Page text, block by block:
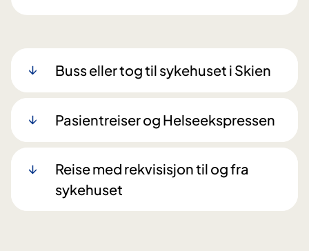
Buss eller tog til sykehuset i Skien
Pasientreiser og Helseekspressen
Reise med rekvisisjon til og fra
sykehuset